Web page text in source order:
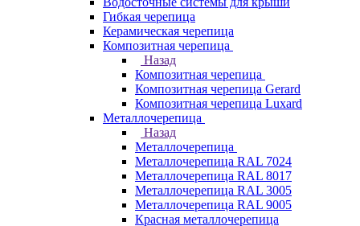
Гибкая черепица
Керамическая черепица
Композитная черепица
Назад
Композитная черепица
Композитная черепица Gerard
Композитная черепица Luxard
Металлочерепица
Назад
Металлочерепица
Металлочерепица RAL 7024
Металлочерепица RAL 8017
Металлочерепица RAL 3005
Металлочерепица RAL 9005
Красная металлочерепица